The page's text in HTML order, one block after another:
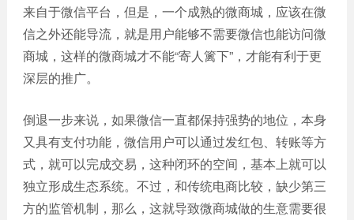
来自于微信平台，但是，一个成熟的微商城，应该在微
信之外还能导流，就是用户能够不需要微信也能访问微
商城，这样的微商城才不能“寄人篱下”，才能有利于更
深层的推广。
倒退一步来说，如果微信一直都保持强势的地位，本身
又具有支付功能，微信用户可以通过发红包、转账等方
式，就可以完成交易，这种闭环的空间，基本上就可以
独立形成生态系统。不过，和传统电商比较，缺少第三
方的监管机制，那么，这就导致微商城做的生意需要很